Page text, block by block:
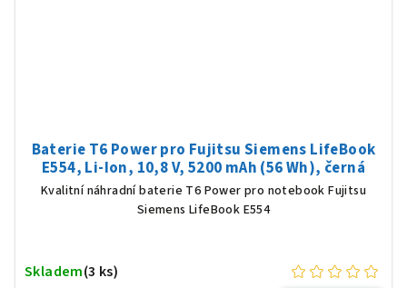
Baterie T6 Power pro Fujitsu Siemens LifeBook
E554, Li-Ion, 10,8 V, 5200 mAh (56 Wh), černá
Kvalitní náhradní baterie T6 Power pro notebook Fujitsu
Siemens LifeBook E554
Skladem(3 ks)